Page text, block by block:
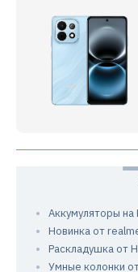
Аккумуляторы на
Новинка от
Раскладушка от
Умные колонки